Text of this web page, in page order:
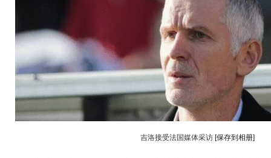
吉洛接受法国媒体采访 [保存到相册]